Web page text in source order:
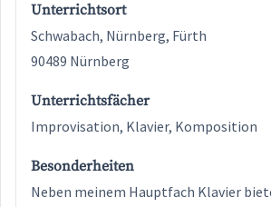
Unterrichtsort
Schwabach, Nürnberg, Fürth
90489 Nürnberg
Unterrichtsfächer
Improvisation, Klavier, Komposition
Besonderheiten
Neben meinem Hauptfach Klavier